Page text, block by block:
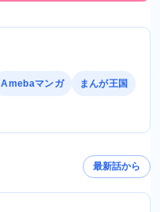
Amebaマンガ まんが王国
最新話から